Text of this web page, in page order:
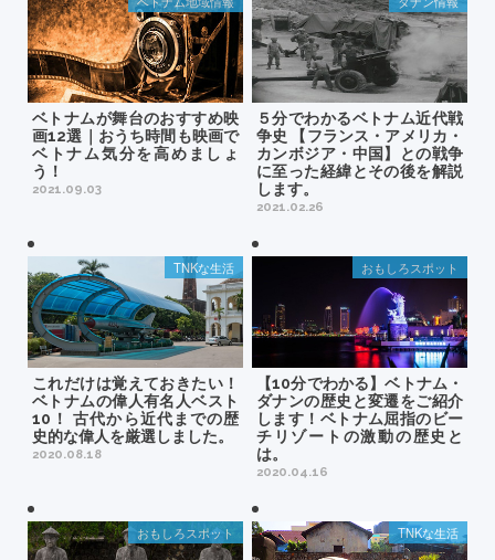
ベトナムが舞台のおすすめ映
画12選｜おうち時間も映画で
ベトナム気分を高めましょ
う！
2021.09.03
５分でわかるベトナム近代戦
争史 【フランス・アメリカ・
カンボジア・中国】との戦争
に至った経緯とその後を解説
します。
2021.02.26
これだけは覚えておきたい！
ベトナムの偉人有名人ベスト
10！ 古代から近代までの歴
史的な偉人を厳選しました。
2020.08.18
TNKな生活
【10分でわかる】ベトナム・
ダナンの歴史と変遷をご紹介
します！ベトナム屈指のビー
チリゾートの激動の歴史と
は。
2020.04.16
おもしろスポット
おもしろスポット TNKな生活